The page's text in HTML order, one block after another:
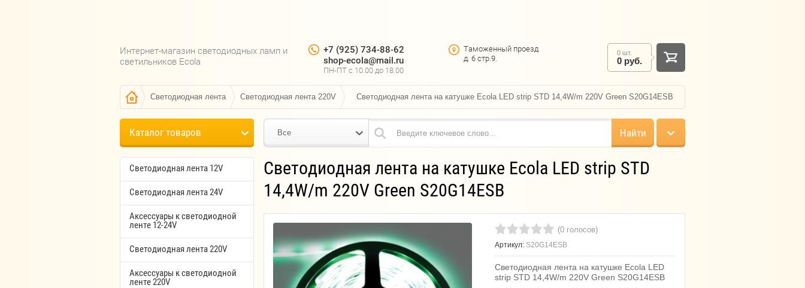
Интернет-магазин светодиодных ламп и
светильников Ecola
+7 (925) 734-88-62
shop-ecola@mail.ru
ПН-ПТ c 10.00 до 18.00
Таможенный проезд
д. 6 стр.9.
0 шт.
0 руб.
Светодиодная лента Светодиодная лента 220V Светодиодная лента на катушке Ecola LED strip STD 14,4W/m 220V Green S20G14ESB
Каталог товаров
Светодиодная лента 12V
Светодиодная лента 24V
Аксессуары к светодиодной
ленте 12-24V
Светодиодная лента 220V
Аксессуары к светодиодной
ленте 220V
Все Найти
Светодиодная лента на катушке Ecola LED strip STD
14,4W/m 220V Green S20G14ESB
(0 голосов)
Артикул: S20G14ESB
Светодиодная лента на катушке Ecola LED
strip STD 14,4W/m 220V Green S20G14ESB